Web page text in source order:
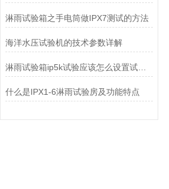
淋雨试验箱之手电筒做IPX7测试的方法
海洋水压试验机的技术参数详解
淋雨试验箱ip5k试验应该怎么设置试验箱
什么是IPX1-6淋雨试验房及功能特点